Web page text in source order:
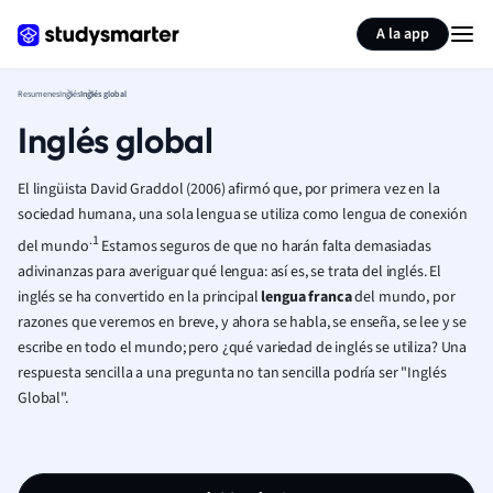
A la app
ResumenesInglésInglés global
Inglés global
El lingüista David Graddol (2006) afirmó que, por primera vez en la
sociedad humana, una sola lengua se utiliza como lengua de conexión
del mundo.1Estamos seguros de que no harán falta demasiadas
adivinanzas para averiguar qué lengua: así es, se trata del inglés. El
inglés se ha convertido en la principal lengua francadel mundo, por
razones que veremos en breve, y ahora se habla, se enseña, se lee y se
escribe en todo el mundo; pero ¿qué variedad de inglés se utiliza? Una
respuesta sencilla a una pregunta no tan sencilla podría ser "Inglés
Global".
Resumir página